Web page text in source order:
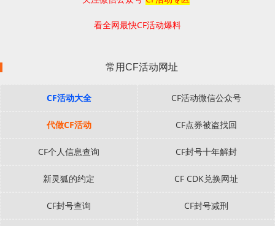
看全网最快CF活动爆料
常用CF活动网址
CF活动大全 CF活动微信公众号
代做CF活动 CF点券被盗找回
CF个人信息查询 CF封号十年解封
新灵狐的约定 CF CDK兑换网址
CF封号查询 CF封号减刑